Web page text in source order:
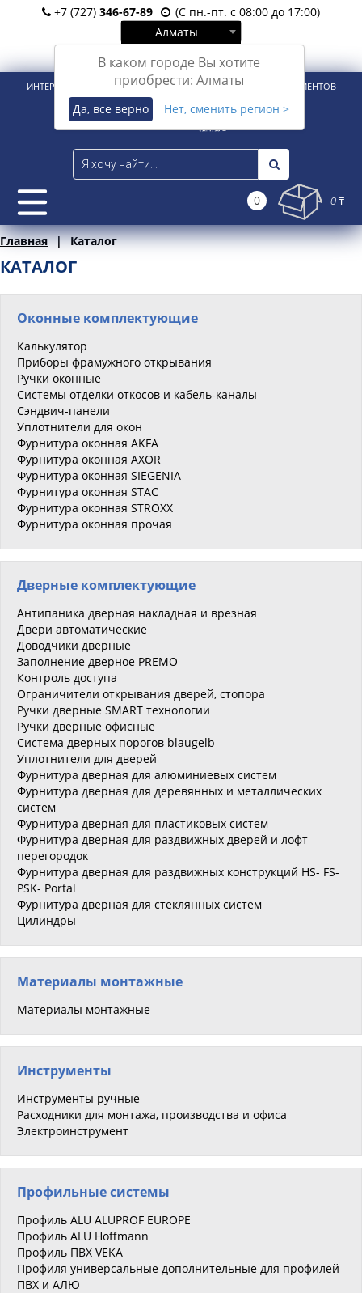
+7 (727) 346-67-89
(С пн.-пт. с 08:00 до 17:00)
Алматы
В каком городе Вы хотите
приобрести: Алматы
Да, все верно Нет, сменить регион >
Вход Регистрация
ИНТЕРНЕТ-МАГАЗИН ДЛЯ РОЗНИЧНЫХ И КОРПОРАТИВНЫХ КЛИЕНТОВ
0 0 ₸
Главная Каталог
КАТАЛОГ
Оконные комплектующие
Калькулятор
Приборы фрамужного открывания
Ручки оконные
Системы отделки откосов и кабель-каналы
Сэндвич-панели
Уплотнители для окон
Фурнитура оконная AKFA
Фурнитура оконная AXOR
Фурнитура оконная SIEGENIA
Фурнитура оконная STAC
Фурнитура оконная STROXX
Фурнитура оконная прочая
Дверные комплектующие
Антипаника дверная накладная и врезная
Двери автоматические
Доводчики дверные
Заполнение дверное PREMO
Контроль доступа
Ограничители открывания дверей, стопора
Ручки дверные SMART технологии
Ручки дверные офисные
Система дверных порогов blaugelb
Уплотнители для дверей
Фурнитура дверная для алюминиевых систем
Фурнитура дверная для деревянных и металлических
систем
Фурнитура дверная для пластиковых систем
Фурнитура дверная для раздвижных дверей и лофт
перегородок
Фурнитура дверная для раздвижных конструкций HS- FS-
PSK- Portal
Фурнитура дверная для стеклянных систем
Цилиндры
Материалы монтажные
Материалы монтажные
Инструменты
Инструменты ручные
Расходники для монтажа, производства и офиса
Электроинструмент
Профильные системы
Профиль ALU ALUPROF EUROPE
Профиль ALU Hoffmann
Профиль ПВХ VEKA
Профиля универсальные дополнительные для профилей
ПВХ и АЛЮ